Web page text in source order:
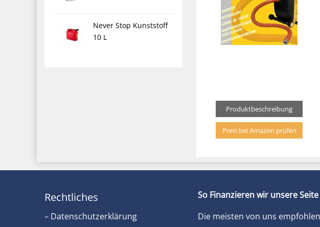
Never Stop Kunststoff
10 L
Produktbeschreibung
Preis bei Amazon prüfen
Rechtliches
– Datenschutzerklärung
So Finanzieren wir unsere Seite
Die meisten von uns